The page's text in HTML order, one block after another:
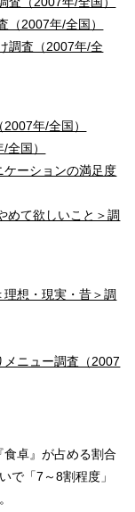
（2007年/全国）
調査（2007年/全
年/全国）
国）
ーションの満足度
めて欲しいこと＞調
理想・現実・昔＞調
メニュー調査（2007
卓』が占める割合
で「7～8割程度」